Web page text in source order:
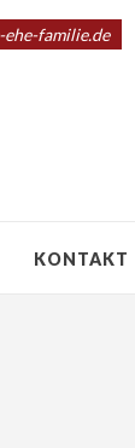
familie.de
KONTAKT